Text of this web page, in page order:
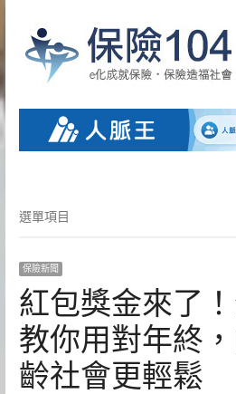
選
項
目
選單項目
保險新聞
紅包獎金來了
教你用對年終
齡社會更輕鬆